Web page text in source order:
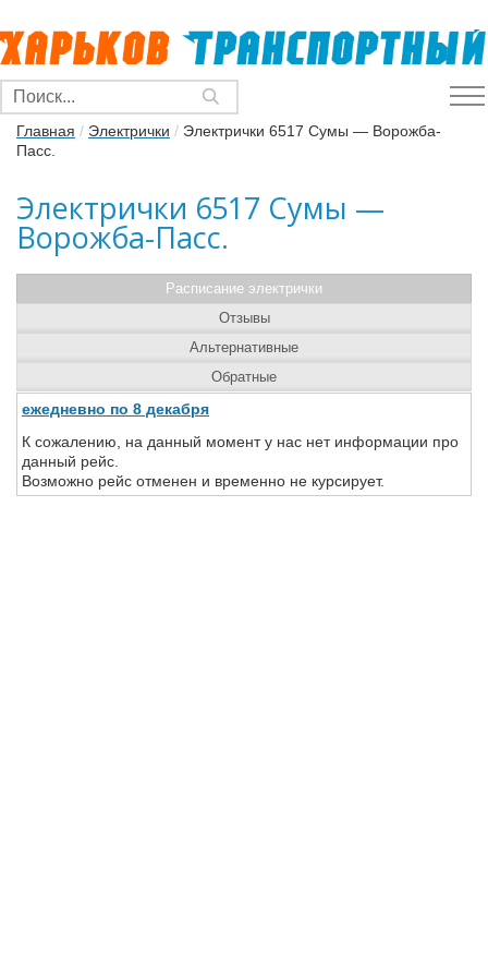
Главная / Электрички / Электрички 6517 Сумы — Ворожба-
Пасс.
Электрички 6517 Сумы —
Ворожба-Пасс.
Расписание электрички
ежедневно по 8 декабря
К сожалению, на данный момент у нас нет информации про
данный рейс.
Возможно рейс отменен и временно не курсирует.
Отзывы
Альтернативные
Обратные